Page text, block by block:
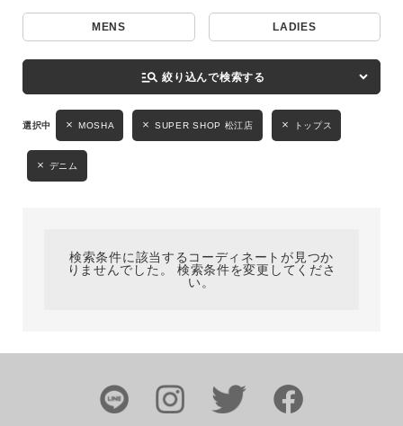
キーワード
性別
MENS LADIES KIDS
ブランド
MENS LADIES
manage_search 絞り込んで検索する
MOSHA SUPER SHOP 松江店 トップス
デニム
検索条件に該当するコーディネートが見つか
りませんでした。 検索条件を変更してくださ
い。